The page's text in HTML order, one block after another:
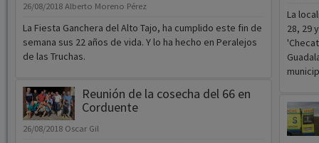
26/08/2018 Alberto Moreno Pérez
La Fiesta Ganchera del Alto Tajo, ha cumplido este fin de
semana sus 22 años de vida. Y lo ha hecho en Peralejos
de las Truchas.
Reunión de la cosecha del 66 en
Corduente
26/08/2018 Oscar Gil
La
28, 29